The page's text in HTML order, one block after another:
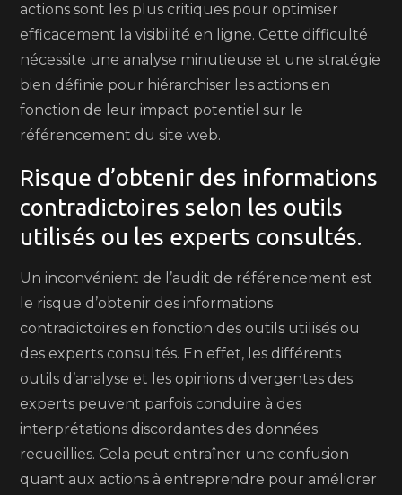
actions sont les plus critiques pour optimiser
efficacement la visibilité en ligne. Cette difficulté
nécessite une analyse minutieuse et une stratégie
bien définie pour hiérarchiser les actions en
fonction de leur impact potentiel sur le
référencement du site web.
Risque d’obtenir des informations
contradictoires selon les outils
utilisés ou les experts consultés.
Un inconvénient de l’audit de référencement est
le risque d’obtenir des informations
contradictoires en fonction des outils utilisés ou
des experts consultés. En effet, les différents
outils d’analyse et les opinions divergentes des
experts peuvent parfois conduire à des
interprétations discordantes des données
recueillies. Cela peut entraîner une confusion
quant aux actions à entreprendre pour améliorer